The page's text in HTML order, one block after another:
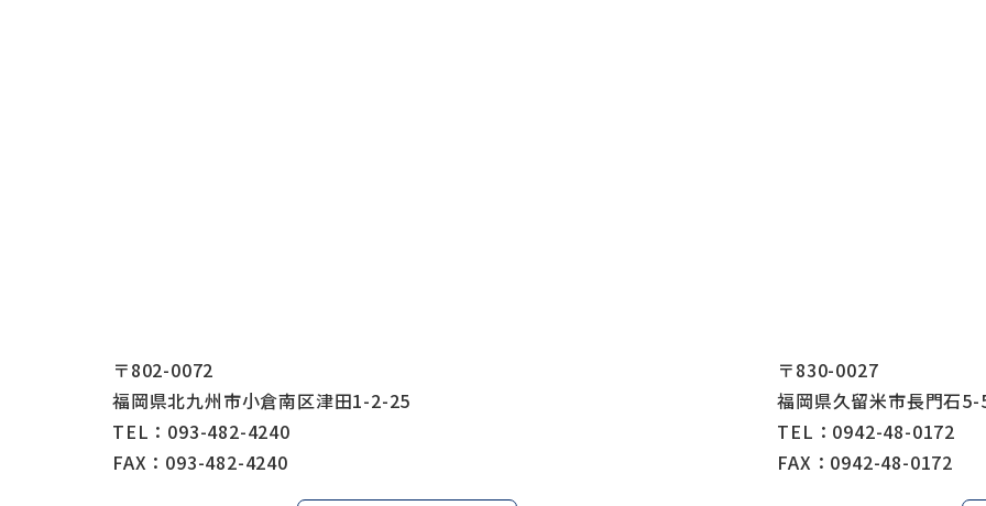
〒802-0072
福岡県北九州市小倉南区津田1-2-25
TEL：093-482-4240
FAX：093-482-4240
〒830-0027
福岡県久留米市長門石
TEL：0942-48-0172
FAX：0942-48-0172